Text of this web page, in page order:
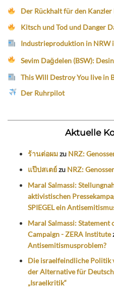
Der Rückhalt für den
Kitsch und Tod und Danger
Industrieproduktion in NRW
Sevim Dağdelen (BSW):
This Will Destroy You live in
Der Ruhrpilot
Aktuelle
ร้านต่อผมzu NRZ:
แป๊ปสเตย์zu NRZ:
Maral Salmassi:
aktivistischen
SPIEGEL ein
Maral Salmassi:
Campaign - ZERA Institute
Antisemitismusproblem?
Die israelfeindliche Politik
der Alternative für
„Israelkritik“